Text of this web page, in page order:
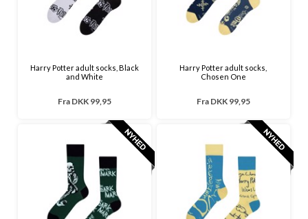
Harry Potter adult socks, Black
and White
Fra DKK 99,95
Harry Potter adult socks,
Chosen One
Fra DKK 99,95